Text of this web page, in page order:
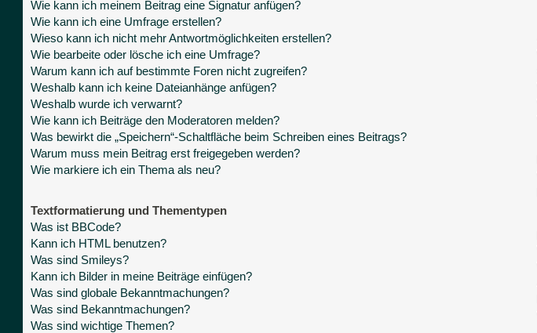
Wie kann ich meinem Beitrag eine Signatur anfügen?
Wie kann ich eine Umfrage erstellen?
Wieso kann ich nicht mehr Antwortmöglichkeiten erstellen?
Wie bearbeite oder lösche ich eine Umfrage?
Warum kann ich auf bestimmte Foren nicht zugreifen?
Weshalb kann ich keine Dateianhänge anfügen?
Weshalb wurde ich verwarnt?
Wie kann ich Beiträge den Moderatoren melden?
Was bewirkt die „Speichern“-Schaltfläche beim Schreiben eines Beitrags?
Warum muss mein Beitrag erst freigegeben werden?
Wie markiere ich ein Thema als neu?
Textformatierung und Thementypen
Was ist BBCode?
Kann ich HTML benutzen?
Was sind Smileys?
Kann ich Bilder in meine Beiträge einfügen?
Was sind globale Bekanntmachungen?
Was sind Bekanntmachungen?
Was sind wichtige Themen?